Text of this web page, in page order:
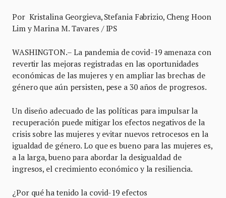
Por Kristalina Georgieva, Stefania Fabrizio, Cheng Hoon
Lim y Marina M. Tavares / IPS
WASHINGTON.– La pandemia de covid-19 amenaza con
revertir las mejoras registradas en las oportunidades
económicas de las mujeres y en ampliar las brechas de
género que aún persisten, pese a 30 años de progresos.
Un diseño adecuado de las políticas para impulsar la
recuperación puede mitigar los efectos negativos de la
crisis sobre las mujeres y evitar nuevos retrocesos en la
igualdad de género. Lo que es bueno para las mujeres es,
a la larga, bueno para abordar la desigualdad de
ingresos, el crecimiento económico y la resiliencia.
¿Por qué ha tenido la covid-19 efectos